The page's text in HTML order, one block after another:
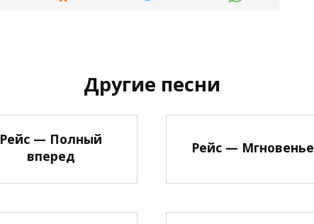
Другие песни
Рейс — Полный
вперед
Рейс — Мгновенье